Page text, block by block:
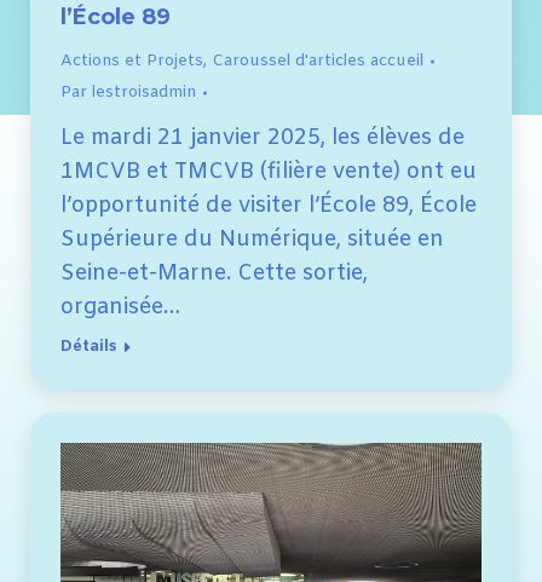
l’École 89
Actions et Projets, Caroussel d'articles accueil
Par lestroisadmin
Le mardi 21 janvier 2025, les élèves de
1MCVB et TMCVB (filière vente) ont eu
l’opportunité de visiter l’École 89, École
Supérieure du Numérique, située en
Seine-et-Marne. Cette sortie,
organisée…
Détails